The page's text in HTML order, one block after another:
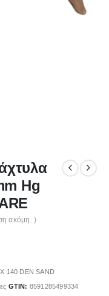
Hg
ακόμη. )
140 DEN SAND
GTIN: 8591285499334